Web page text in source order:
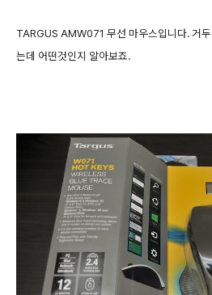
TARGUS AMW071 무선 마우스입니다. 거
는데 어떤것인지 알아보죠.